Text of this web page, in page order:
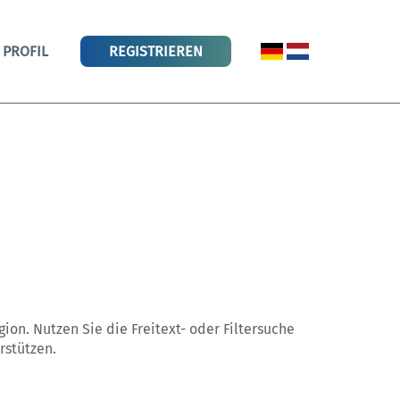
PROFIL REGISTRIEREN
Nutzen Sie die Freitext- oder Filtersuche